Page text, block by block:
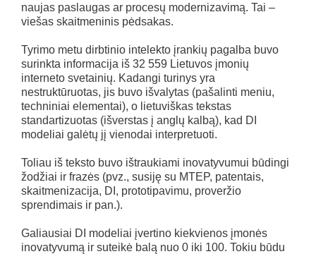
naujas paslaugas ar procesų modernizavimą. Tai –
viešas skaitmeninis pėdsakas.
Tyrimo metu dirbtinio intelekto įrankių pagalba buvo
surinkta informacija iš 32 559 Lietuvos įmonių
interneto svetainių. Kadangi turinys yra
nestruktūruotas, jis buvo išvalytas (pašalinti meniu,
techniniai elementai), o lietuviškas tekstas
standartizuotas (išverstas į anglų kalbą), kad DI
modeliai galėtų jį vienodai interpretuoti.
Toliau iš teksto buvo ištraukiami inovatyvumui būdingi
žodžiai ir frazės (pvz., susiję su MTEP, patentais,
skaitmenizacija, DI, prototipavimu, proveržio
sprendimais ir pan.).
Galiausiai DI modeliai įvertino kiekvienos įmonės
inovatyvumą ir suteikė balą nuo 0 iki 100. Tokiu būdu